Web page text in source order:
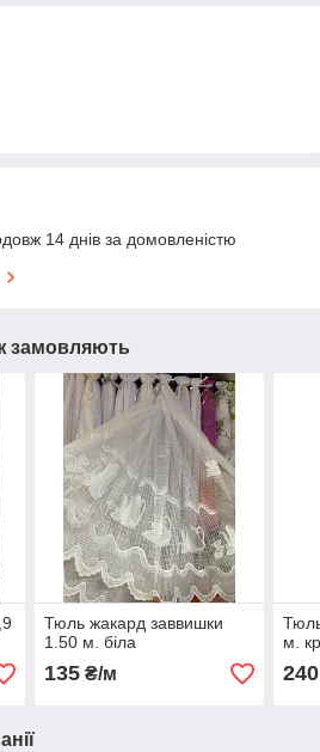
14 днів за домовленістю
замовляють
Тюль жакард заввишки
1.50 м. біла
135₴/м
м.
240